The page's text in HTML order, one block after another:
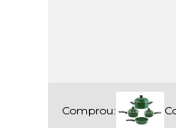
Comprou: